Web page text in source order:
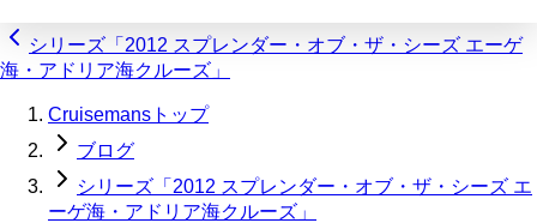
シリーズ「2012 スプレンダー・オブ・ザ・シーズ エーゲ
海・アドリア海クルーズ」
Cruisemansトップ
ブログ
シリーズ「2012 スプレンダー・オブ・ザ・シーズ エ
ーゲ海・アドリア海クルーズ」